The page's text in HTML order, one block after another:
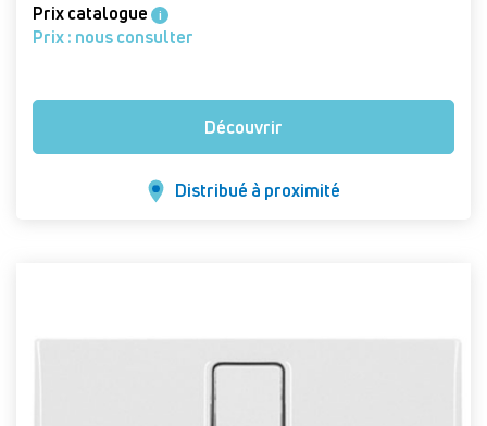
Prix catalogue i
Prix : nous consulter
Découvrir
Distribué à proximité